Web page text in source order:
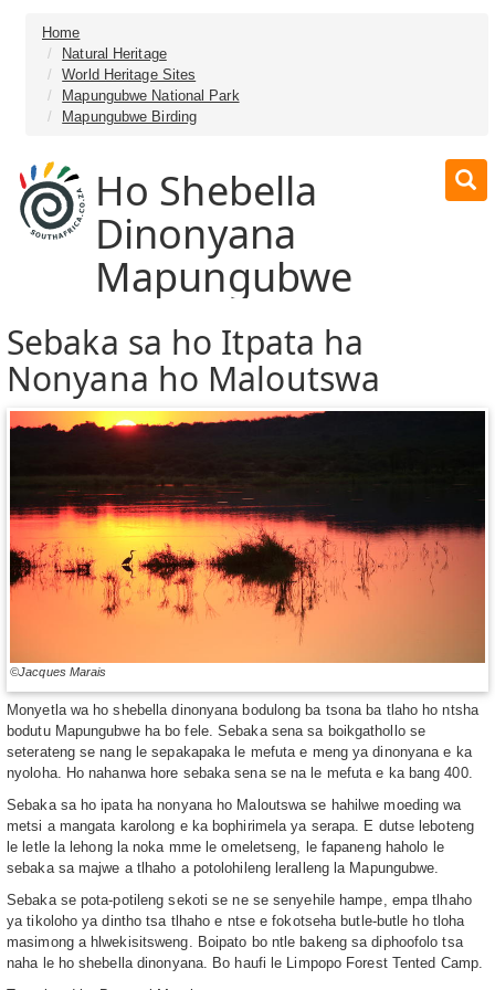
Home
Natural Heritage
World Heritage Sites
Mapungubwe National Park
Mapungubwe Birding
Ho Shebella
Dinonyana
Mapungubwe
Sebaka sa ho Itpata ha
Nonyana ho Maloutswa
©Jacques Marais
Monyetla wa ho shebella dinonyana bodulong ba tsona ba tlaho ho ntsha
bodutu Mapungubwe ha bo fele. Sebaka sena sa boikgathollo se
seterateng se nang le sepakapaka le mefuta e meng ya dinonyana e ka
nyoloha. Ho nahanwa hore sebaka sena se na le mefuta e ka bang 400.
Sebaka sa ho ipata ha nonyana ho Maloutswa se hahilwe moeding wa
metsi a mangata karolong e ka bophirimela ya serapa. E dutse leboteng
le letle la lehong la noka mme le omeletseng, le fapaneng haholo le
sebaka sa majwe a tlhaho a potolohileng leralleng la Mapungubwe.
Sebaka se pota-potileng sekoti se ne se senyehile hampe, empa tlhaho
ya tikoloho ya dintho tsa tlhaho e ntse e fokotseha butle-butle ho tloha
masimong a hlwekisitsweng. Boipato bo ntle bakeng sa diphoofolo tsa
naha le ho shebella dinonyana. Bo haufi le Limpopo Forest Tented Camp.